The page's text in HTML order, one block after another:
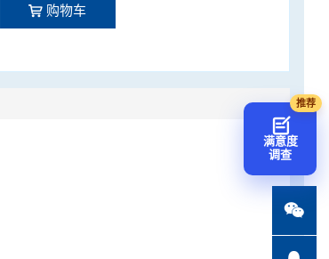
购物车
满意度
调查
